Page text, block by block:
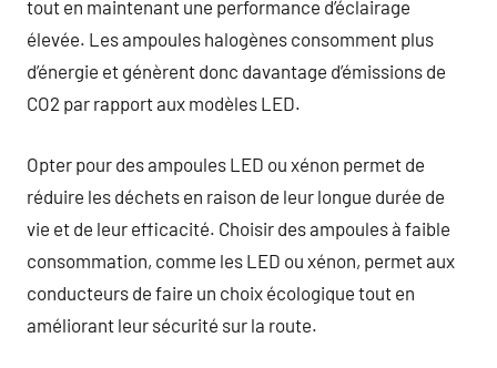
tout en maintenant une performance d’éclairage
élevée. Les ampoules halogènes consomment plus
d’énergie et génèrent donc davantage d’émissions de
CO2 par rapport aux modèles LED.
Opter pour des ampoules LED ou xénon permet de
réduire les déchets en raison de leur longue durée de
vie et de leur efficacité. Choisir des ampoules à faible
consommation, comme les LED ou xénon, permet aux
conducteurs de faire un choix écologique tout en
améliorant leur sécurité sur la route.